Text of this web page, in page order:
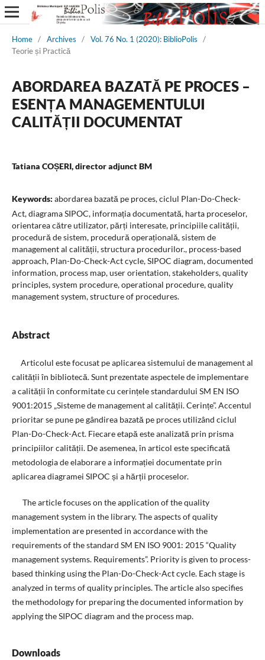
Home / Archives / Vol. 76 No. 1 (2020): BiblioPolis
/
Teorie și Practică
ABORDAREA BAZATĂ PE PROCES –
ESENȚA MANAGEMENTULUI
CALITĂȚII DOCUMENTAT
Tatiana COȘERI, director adjunct BM
Keywords: abordarea bazată pe proces, ciclul Plan-Do-Check-
Act, diagrama SIPOC, informația documentată, harta proceselor,
orientarea către utilizator, părți interesate, principiile calității,
procedură de sistem, procedură operațională, sistem de
management al calității, structura procedurilor., process-based
approach, Plan-Do-Check-Act cycle, SIPOC diagram, documented
information, process map, user orientation, stakeholders, quality
principles, system procedure, operational procedure, quality
management system, structure of procedures.
Abstract
Articolul este focusat pe aplicarea sistemului de management al
calității în bibliotecă. Sunt prezentate aspectele de implementare
a calității în conformitate cu cerințele standardului SM EN ISO
9001:2015 „Sisteme de management al calității. Cerințe”. Accentul
prioritar se pune pe gândirea bazată pe proces utilizând ciclul
Plan-Do-Check-Act. Fiecare etapă este analizată prin prisma
principiilor calității. De asemenea, în articol este specificată
metodologia de elaborare a informației documentate prin
aplicarea diagramei SIPOC și a hărții proceselor.
The article focuses on the application of the quality
management system in the library. The aspects of quality
implementation are presented in accordance with the
requirements of the standard SM EN ISO 9001: 2015 “Quality
management systems. Requirements”. Priority is given to process-
based thinking using the Plan-Do-Check-Act cycle. Each stage is
analyzed in terms of quality principles. The article also specifies
the methodology for preparing the documented information by
applying the SIPOC diagram and the process map.
Downloads